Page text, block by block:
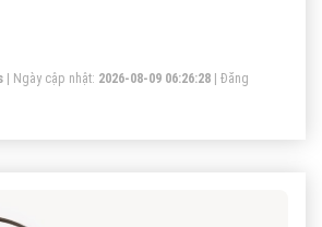
| Ngày cập nhật: 2026-08-09 06:26:28
Đăng